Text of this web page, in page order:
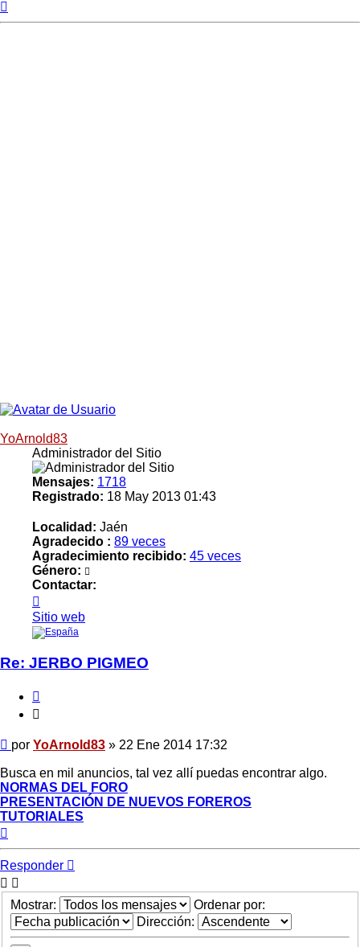
YoArnold83
Administrador del Sitio
Mensajes: 1718
Registrado: 18 May 2013 01:43
Localidad: Jaén
Agradecido : 89 veces
Agradecimiento recibido: 45 veces
Género:
Contactar:
YoArnold83
Sitio web
Re: JERBO PIGMEO
Mensaje
por YoArnold83 » 22 Ene 2014 17:32
Busca en mil anuncios, tal vez allí puedas encontrar algo.
NORMAS DEL FORO
PRESENTACIÓN DE NUEVOS FOREROS
TUTORIALES
Responder
Mostrar:
Ordenar por:
Dirección: